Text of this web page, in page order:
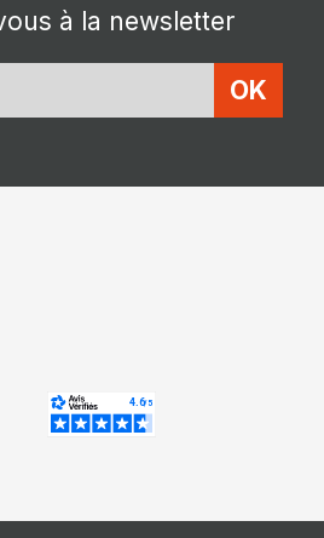
à la newsletter
OK